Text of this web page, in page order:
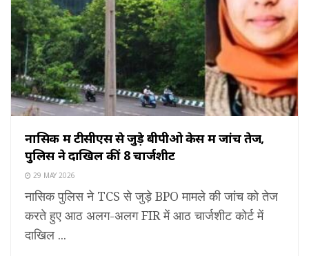
नासिक में टीसीएस से जुड़े बीपीओ केस में जांच तेज,
पुलिस ने दाखिल कीं 8 चार्जशीट
29 MAY 2026
नासिक पुलिस ने TCS से जुड़े BPO मामले की जांच को तेज
करते हुए आठ अलग-अलग FIR में आठ चार्जशीट कोर्ट में
दाखिल ...